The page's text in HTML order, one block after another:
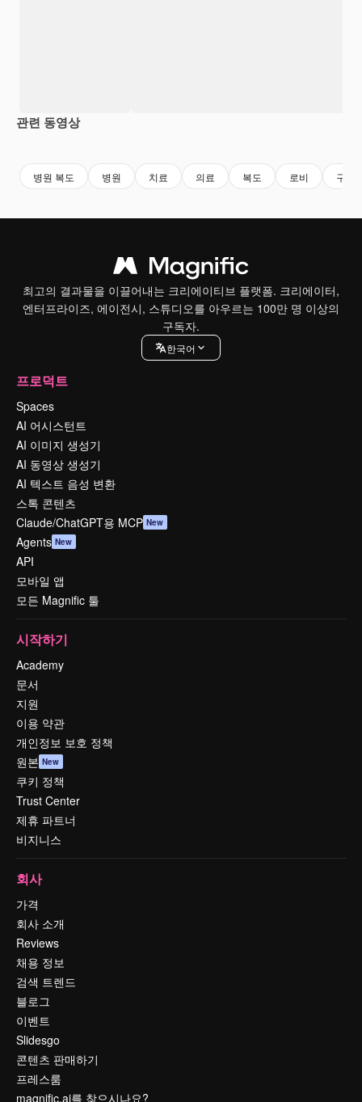
관련 동영상
병원 복도 병원 치료 의료 복도 로비 구급
최고의 결과물을 이끌어내는 크리에이티브 플랫폼. 크리에이터,
엔터프라이즈, 에이전시, 스튜디오를 아우르는 100만 명 이상의
구독자.
한국어
프로덕트
Spaces
AI 어시스턴트
AI 이미지 생성기
AI 동영상 생성기
AI 텍스트 음성 변환
스톡 콘텐츠
Claude/ChatGPT용 MCP New
Agents New
API
모바일 앱
모든 Magnific 툴
시작하기
Academy
문서
지원
이용 약관
개인정보 보호 정책
원본 New
쿠키 정책
Trust Center
제휴 파트너
비지니스
회사
가격
회사 소개
Reviews
채용 정보
검색 트렌드
블로그
이벤트
Slidesgo
콘텐츠 판매하기
프레스룸
magnific.ai를 찾으시나요?